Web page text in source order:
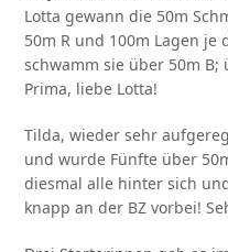
Lotta gewann die 50m
50m R und 100m Lagen je
schwamm sie über 50m B;
Prima, liebe Lotta!
Tilda, wieder sehr
und wurde Fünfte über
diesmal alle hinter sich
knapp an der BZ vorbei!